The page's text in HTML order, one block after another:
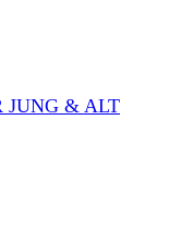
JUNG & ALT